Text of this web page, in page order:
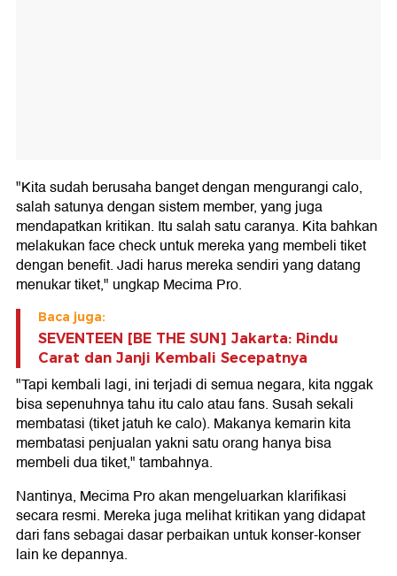
"Kita sudah berusaha banget dengan mengurangi calo,
salah satunya dengan sistem member, yang juga
mendapatkan kritikan. Itu salah satu caranya. Kita bahkan
melakukan face check untuk mereka yang membeli tiket
dengan benefit. Jadi harus mereka sendiri yang datang
menukar tiket," ungkap Mecima Pro.
Baca juga:
SEVENTEEN [BE THE SUN] Jakarta: Rindu
Carat dan Janji Kembali Secepatnya
"Tapi kembali lagi, ini terjadi di semua negara, kita nggak
bisa sepenuhnya tahu itu calo atau fans. Susah sekali
membatasi (tiket jatuh ke calo). Makanya kemarin kita
membatasi penjualan yakni satu orang hanya bisa
membeli dua tiket," tambahnya.
Nantinya, Mecima Pro akan mengeluarkan klarifikasi
secara resmi. Mereka juga melihat kritikan yang didapat
dari fans sebagai dasar perbaikan untuk konser-konser
lain ke depannya.